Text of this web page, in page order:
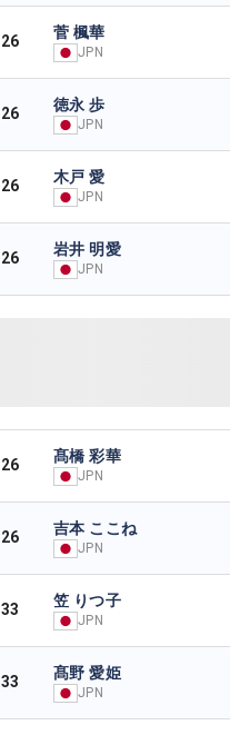
26 菅 楓華
JPN
26 徳永 歩
JPN
26 木戸 愛
JPN
26 岩井 明愛
JPN
26 髙橋 彩華
JPN
26 吉本 ここね
JPN
33 笠 りつ子
JPN
33 髙野 愛姫
JPN